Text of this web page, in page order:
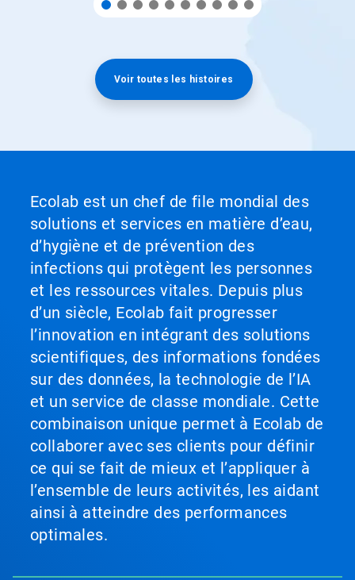
Voir toutes les histoires
Ecolab est un chef de file mondial des
solutions et services en matière d’eau,
d’hygiène et de prévention des
infections qui protègent les personnes
et les ressources vitales. Depuis plus
d’un siècle, Ecolab fait progresser
l’innovation en intégrant des solutions
scientifiques, des informations fondées
sur des données, la technologie de l’IA
et un service de classe mondiale. Cette
combinaison unique permet à Ecolab de
collaborer avec ses clients pour définir
ce qui se fait de mieux et l’appliquer à
l’ensemble de leurs activités, les aidant
ainsi à atteindre des performances
optimales.